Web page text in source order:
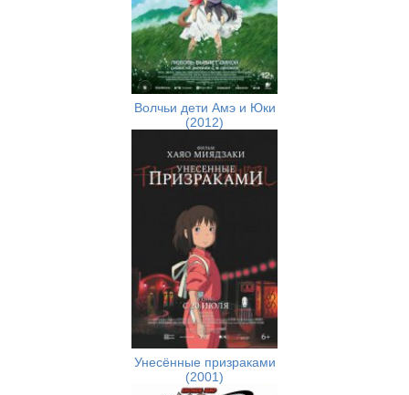
Волчьи дети Амэ и Юки
(2012)
Унесённые призраками
(2001)